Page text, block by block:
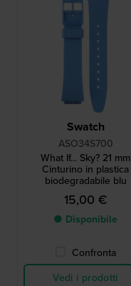
Swatch
ASO34S700
What If... Sky? 21 mm
Cinturino in plastica
biodegradabile blu
15,00 €
● Disponibile
Confronta
Vedi i prodotti